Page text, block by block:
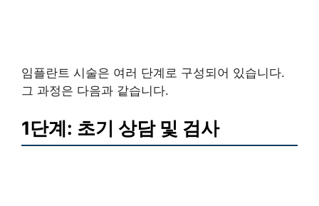
임플란트 시술은 여러 단계로 구성되어 있습니다.
그 과정은 다음과 같습니다.
1단계: 초기 상담 및 검사